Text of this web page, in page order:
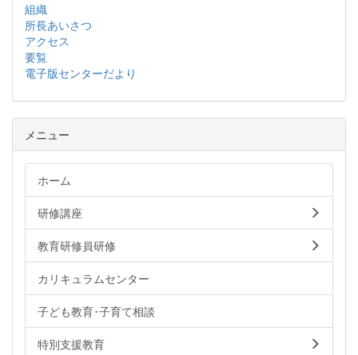
組織
所長あいさつ
アクセス
要覧
電子版センターだより
メニュー
ホーム
研修講座
教育研修員研修
カリキュラムセンター
子ども教育･子育て相談
特別支援教育